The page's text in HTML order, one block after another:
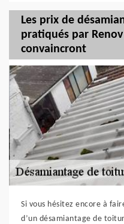
Les prix de
pratiqués par
convaincront
Si vous hésitez encore à
d’un désamiantage de